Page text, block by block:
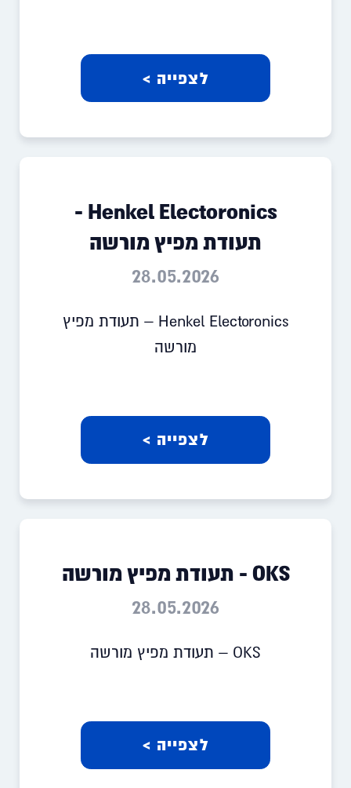
לצפייה >
Henkel Electoronics -
תעודת מפיץ מורשה
28.05.2026
Henkel Electoronics – תעודת מפיץ
מורשה
לצפייה >
OKS - תעודת מפיץ מורשה
28.05.2026
OKS – תעודת מפיץ מורשה
לצפייה >